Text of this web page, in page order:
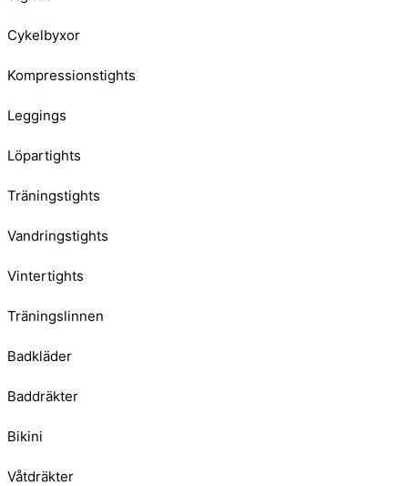
Cykelbyxor
Kompressionstights
Leggings
Löpartights
Träningstights
Vandringstights
Vintertights
Träningslinnen
Badkläder
Baddräkter
Bikini
Våtdräkter